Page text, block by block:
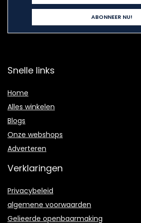
Snelle links
Home
Alles winkelen
Blogs
Onze webshops
Adverteren
Verklaringen
Privacybeleid
algemene voorwaarden
Gelieerde openbaarmaking